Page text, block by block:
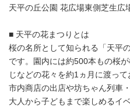
天平の丘公園 花広場東側芝生広
■ 天平の花まつりとは
桜の名所として知られる「天平
です。園内には約500本もの桜
じなどの花々を約1ヵ月に渡っ
市内商店の出店や坊ちゃん列車
大人から子どもまで楽しめるイ